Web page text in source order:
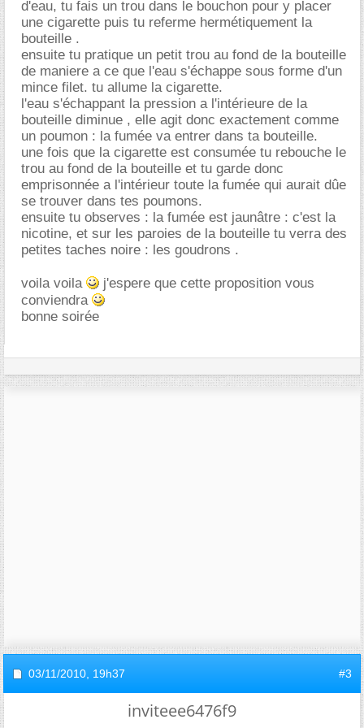
d'eau, tu fais un trou dans le bouchon pour y placer
une cigarette puis tu referme hermétiquement la
bouteille .
ensuite tu pratique un petit trou au fond de la bouteille
de maniere a ce que l'eau s'échappe sous forme d'un
mince filet. tu allume la cigarette.
l'eau s'échappant la pression a l'intérieure de la
bouteille diminue , elle agit donc exactement comme
un poumon : la fumée va entrer dans ta bouteille.
une fois que la cigarette est consumée tu rebouche le
trou au fond de la bouteille et tu garde donc
emprisonnée a l'intérieur toute la fumée qui aurait dûe
se trouver dans tes poumons.
ensuite tu observes : la fumée est jaunâtre : c'est la
nicotine, et sur les paroies de la bouteille tu verra des
petites taches noire : les goudrons .
voila voila
j'espere que cette proposition vous
conviendra
bonne soirée
03/11/2010, 19h37 #3
inviteee6476f9